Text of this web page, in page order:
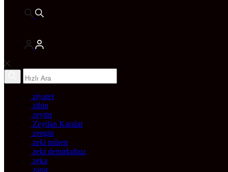
ziyaret
zihin
zeytin
Zeydan Karalar
zengin
zeki müren
zeki demirkubuz
zeka
zarar